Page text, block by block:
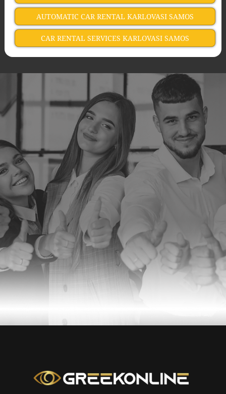
AUTOMATIC CAR RENTAL KARLOVASI SAMOS
CAR RENTAL SERVICES KARLOVASI SAMOS